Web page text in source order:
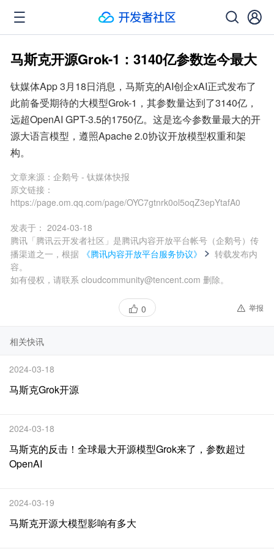
马斯克开源Grok-1：3140亿参数迄今最大
钛媒体App 3月18日消息，马斯克的AI创企xAI正式发布了
此前备受期待的大模型Grok-1，其参数量达到了3140亿，
远超OpenAI GPT-3.5的1750亿。这是迄今参数量最大的开
源大语言模型，遵照Apache 2.0协议开放模型权重和架
构。
文章来源： 企鹅号 - 钛媒体快报
原文链接：
https://page.om.qq.com/page/OYC7gtnrk0ol5oqZ3epYtafA0
发表于： 2024-03-18
腾讯「腾讯云开发者社区」是腾讯内容开放平台帐号（企鹅号）传
播渠道之一，根据
《腾讯内容开放平台服务协议》
转载发布内
容。
如有侵权，请联系 cloudcommunity@tencent.com 删除。
0 举报
相关快讯
2024-03-18
马斯克Grok开源
2024-03-18
马斯克的反击！全球最大开源模型Grok来了，参数超过
OpenAI
2024-03-19
马斯克开源大模型影响有多大